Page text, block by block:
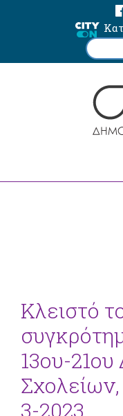
Κλειστό
13ου-
3-2023